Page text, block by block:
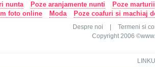
nunta
Poze aranjamente nunti
Poze
foto online
Moda Poze coafuri si machiaj
Despre noi
Termeni si
Copyright 2006